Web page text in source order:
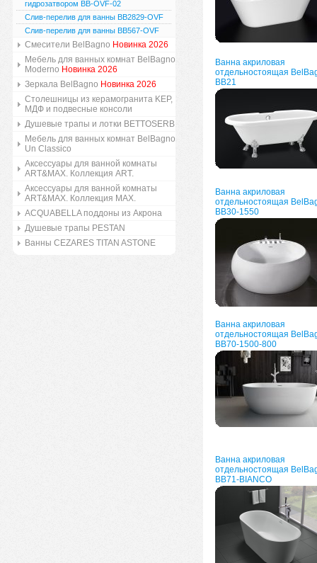
гидрозатвором BB-OVF-02
Слив-перелив для ванны BB2829-OVF
Слив-перелив для ванны BB567-OVF
Смесители BelBagno Новинка 2026
Мебель для ванных комнат BelBagno
Moderno Новинка 2026
Зеркала BelBagno Новинка 2026
Столешницы из керамогранита KEP,
МДФ и подвесные консоли
Душевые трапы и лотки BETTOSERB
Мебель для ванных комнат BelBagno
Un Classico
Аксессуары для ванной комнаты
ART&MAX. Коллекция ART.
Аксессуары для ванной комнаты
ART&MAX. Коллекция MAX.
ACQUABELLA поддоны из Акрона
Душевые трапы PESTAN
Ванны CEZARES TITAN ASTONE
Ванна акриловая
отдельностоящая
BB21
Ванна акриловая
отдельностоящая
BB30-1550
Ванна акриловая
отдельностоящая
BB70-1500-800
Ванна акриловая
отдельностоящая
BB71-BIANCO